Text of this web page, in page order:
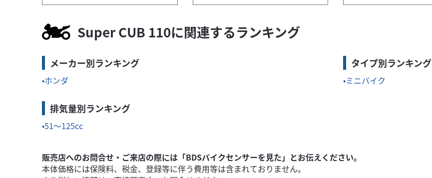
バイク館熊谷店 ホンダ
本体価格:31.99万円（税込）
Super CUB 110に関連するランキング
メーカー別ランキング
ホンダ
タイプ別ランキング
ミニバイク
排気量別ランキング
51～125cc
販売店へのお問合せ・ご来店の際には「BDSバイクセンサーを見た」とお伝えください。
本体価格には保険料、税金、登録等に伴う費用等は含まれておりません。